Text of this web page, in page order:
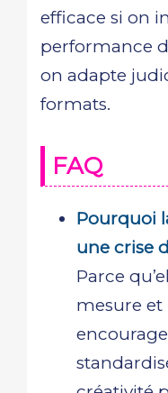
efficace si on
performance
on adapte
formats.
FAQ
Pourquoi
une crise
Parce
mesure et